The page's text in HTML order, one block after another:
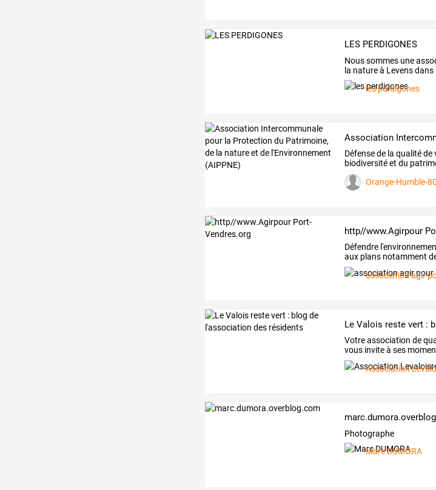
LES PERDIGONES
Noussommes une
la natureà Levensdans
Nous
les perdigones
Défensede la qualitéde
biodiversitéet du
de…
Orange-Humble-
http//www.Agirpour
Défendre
aux plans notamment
l'architecture
association agir
Votreassociation de
vous inviteà ses
?…
Association
Photographe
Marc DUMORA